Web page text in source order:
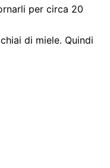
per circa 20
di miele. Quindi